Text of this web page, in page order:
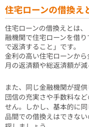
住宅ローンの借換え
住宅ローンの借換えとは
融機関で住宅ローンを借
で返済すること」です。
金利の高い住宅ローンか
月の返済額や総返済額が減
また、同じ金融機関が提
団信の充実さや手数料な
せん。しかし、基本的に
品間での借換えはできな